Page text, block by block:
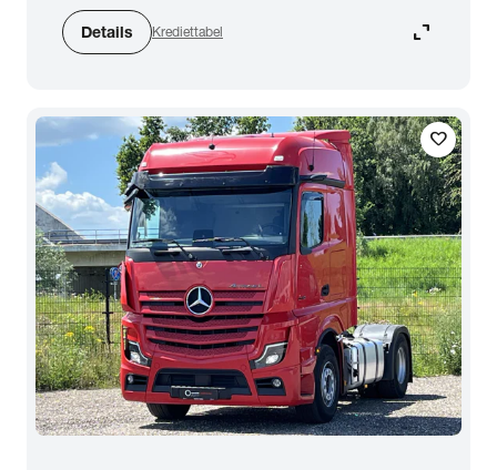
Details Krediettabel expand_content
favorite